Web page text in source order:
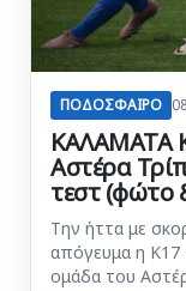
ΠΟΔΟΣΦΑΙΡΟ
ΚΑΛΑΜΑΤΑ
Αστέρα
τεστ (φώτο
Την ήττα με
απόγευμα η Κ17
ομάδα του